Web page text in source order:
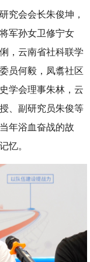
究会会长朱俊坤，
军孙女卫修宁女
，云南省社科联学
员何毅，凤翥社区
学会理事朱林，云
、副研究员朱俊等
年浴血奋战的故
忆。